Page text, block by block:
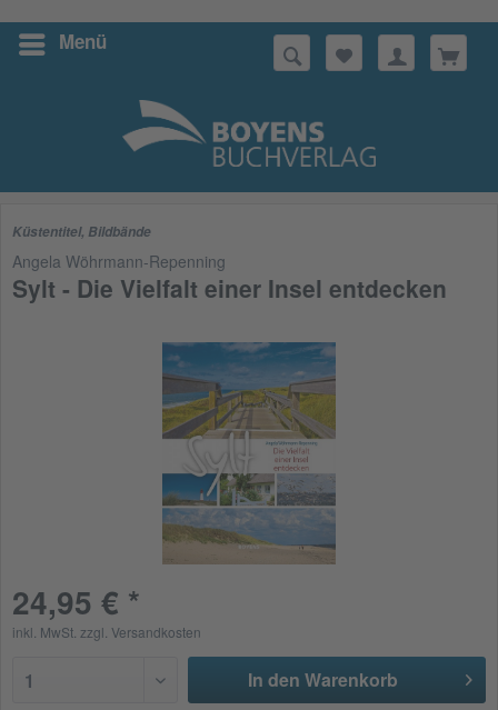
Menü
Suchen
Küstentitel, Bildbände
Angela Wöhrmann-Repenning
Sylt - Die Vielfalt einer Insel entdecken
24,95 € *
inkl. MwSt. zzgl. Versandkosten
1 In den Warenkorb